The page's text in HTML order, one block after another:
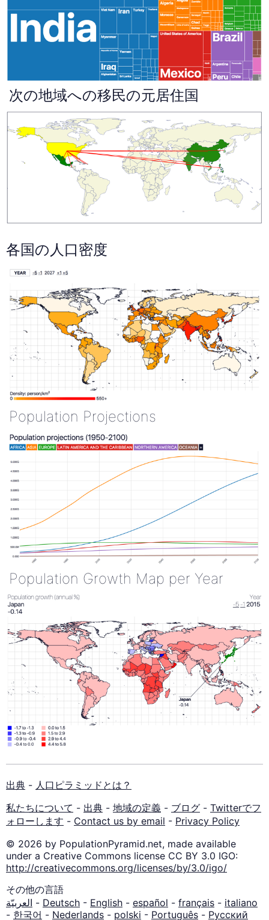
次の地域への移民の元居住国
各国の人口密度
Population Projections
Population Growth Map per Year
出典 - 人口ピラミッドとは？
私たちについて - 出典 - 地域の定義 - ブログ - Twitterでフ
ォローします - Contact us by email - Privacy Policy
© 2026 by PopulationPyramid.net, made available
under a Creative Commons license CC BY 3.0 IGO:
http://creativecommons.org/licenses/by/3.0/igo/
その他の言語
العربيّة - Deutsch - English - español - français - italiano
- 한국어 - Nederlands - polski - Português - Русский